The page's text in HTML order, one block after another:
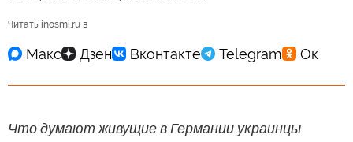
Читать inosmi.ru в
Что думают живущие в Германии украинцы